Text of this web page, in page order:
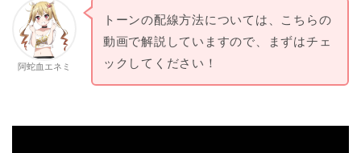
阿蛇血エネミ
トーンの配線方法については、こちらの
動画で解説していますので、まずはチェ
ックしてください！